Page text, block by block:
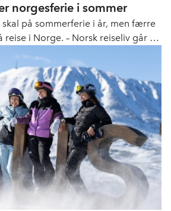
norgesferie i sommer
på sommerferie i år, men færre
i Norge. – Norsk reiseliv går en